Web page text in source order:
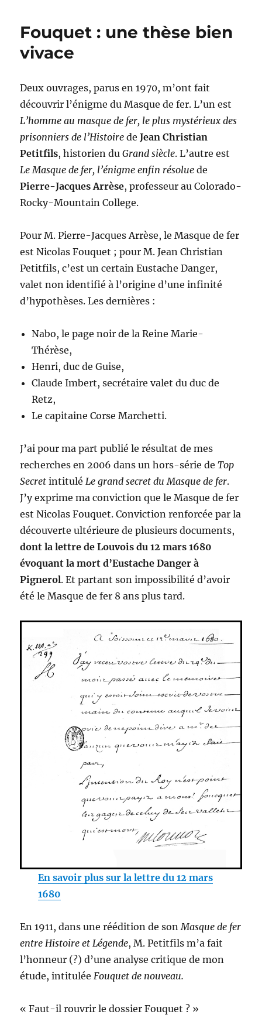
Fouquet : une thèse bien
vivace
Deux ouvrages, parus en 1970, m’ont fait
découvrir l’énigme du Masque de fer. L’un est
L’homme au masque de fer, le plus mystérieux des
prisonniers de l’Histoire deJean Christian
Petitfils, historien duGrand siècle. L’autre est
Le Masque de fer, l’énigme enfin résolue de
Pierre-Jacques Arrèse, professeur au Colorado-
Rocky-Mountain College.
Pour M. Pierre-Jacques Arrèse, le Masque de fer
est Nicolas Fouquet ; pour M. Jean Christian
Petitfils, c’est un certain Eustache Danger,
valet non identifié à l’origine d’une infinité
d’hypothèses. Les dernières :
Nabo, le page noir de la Reine Marie-
Thérèse,
Henri, duc de Guise,
Claude Imbert, secrétaire valet du duc de
Retz,
Le capitaine Corse Marchetti.
J’ai pour ma part publié le résultat de mes
recherches en 2006 dans un hors-série deTop
Secret intitulé Le grand secret du Masque de fer.
J’y exprime ma conviction que le Masque de fer
est Nicolas Fouquet. Conviction renforcée par la
découverte ultérieure de plusieurs documents,
dont la lettre de Louvois du 12 mars 1680
évoquant la mort d’Eustache Danger à
Pignerol. Et partant son impossibilité d’avoir
été le Masque de fer 8 ans plus tard.
En savoir plus sur la lettre du 12 mars
1680
En 1911, dans une réédition de son Masque de fer
entre Histoire et Légende, M. Petitfils m’a fait
l’honneur (?) d’une analyse critique de mon
étude, intitulée Fouquet de nouveau.
« Faut-il rouvrir le dossier Fouquet ? »